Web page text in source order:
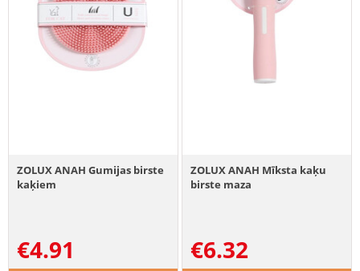
ZOLUX ANAH Gumijas birste
kaķiem
€4.91
ZOLUX ANAH Mīksta kaķu
birste maza
€6.32